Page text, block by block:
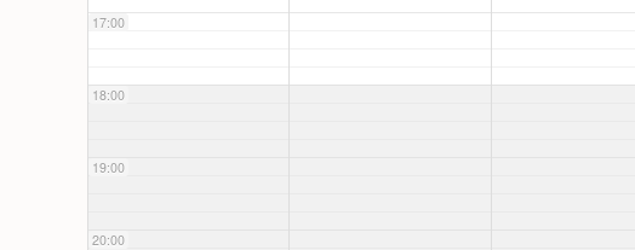
17:00
18:00
19:00
20:00